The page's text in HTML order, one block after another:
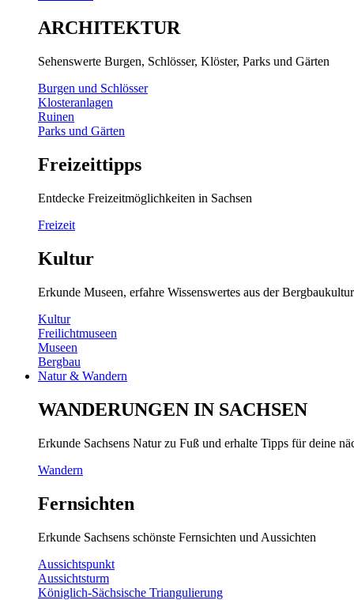
ARCHITEKTUR
Sehenswerte Burgen, Schlösser, Klöster, Parks und Gärten
Burgen und Schlösser
Klosteranlagen
Ruinen
Parks und Gärten
Freizeittipps
Entdecke Freizeitmöglichkeiten in Sachsen
Freizeit
Kultur
Erkunde Museen, erfahre Wissenswertes aus der
Kultur
Freilichtmuseen
Museen
Bergbau
Natur & Wandern
WANDERUNGEN IN SACHSEN
Erkunde Sachsens Natur zu Fuß und erhalte Tipps für deine
Wandern
Fernsichten
Erkunde Sachsens schönste Fernsichten und Aussichten
Aussichtspunkt
Aussichtsturm
Königlich-Sächsische Triangulierung